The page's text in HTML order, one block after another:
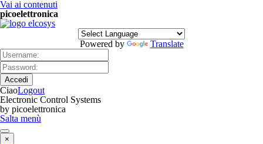
Vai ai contenuti
picoelettronica
Powered by Translate
CiaoLogout
Electronic Control Systems
by picoelettronica
Salta menù
×